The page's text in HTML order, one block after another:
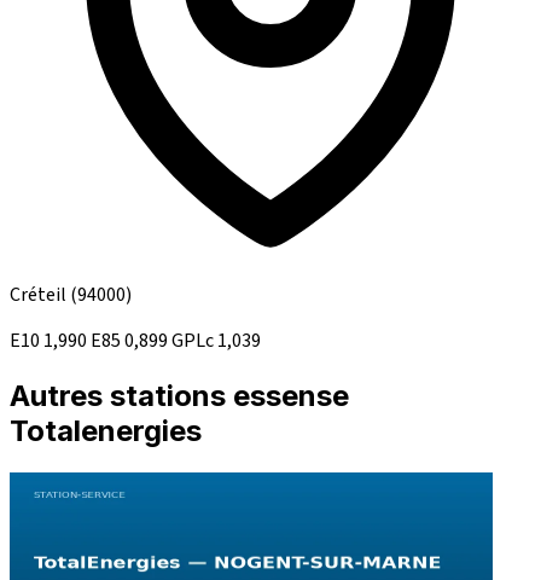
Créteil (94000)
E10 1,990 E850,899GPLc1,039
Autres stations essense
Totalenergies